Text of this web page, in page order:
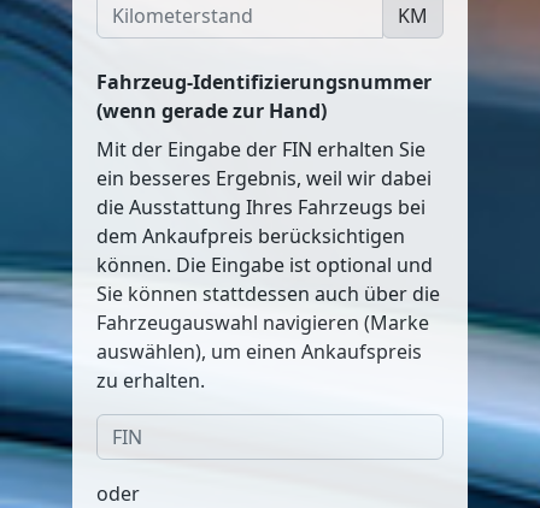
KM
Fahrzeug-Identifizierungsnummer
(wenn gerade zur Hand)
Mit der Eingabe der FIN erhalten Sie
ein besseres Ergebnis, weil wir dabei
die Ausstattung Ihres Fahrzeugs bei
dem Ankaufpreis berücksichtigen
können. Die Eingabe ist optional und
Sie können stattdessen auch über die
Fahrzeugauswahl navigieren (Marke
auswählen), um einen Ankaufspreis
zu erhalten.
oder